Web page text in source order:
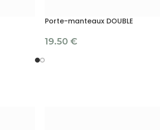
Porte-manteaux DOUBLE
19.50 €